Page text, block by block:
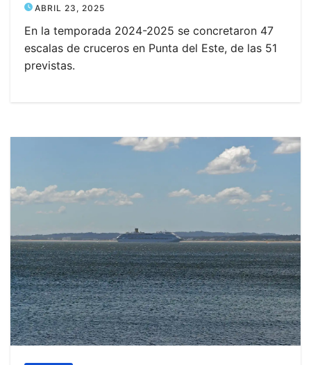
ABRIL 23, 2025
En la temporada 2024-2025 se concretaron 47
escalas de cruceros en Punta del Este, de las 51
previstas.